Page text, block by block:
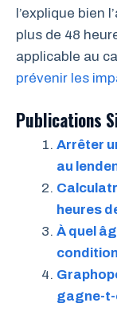
l’explique bien
plus de 48
applicable au
prévenir les
Publications
Arrêter
au
heures
À quel
gagne-t-